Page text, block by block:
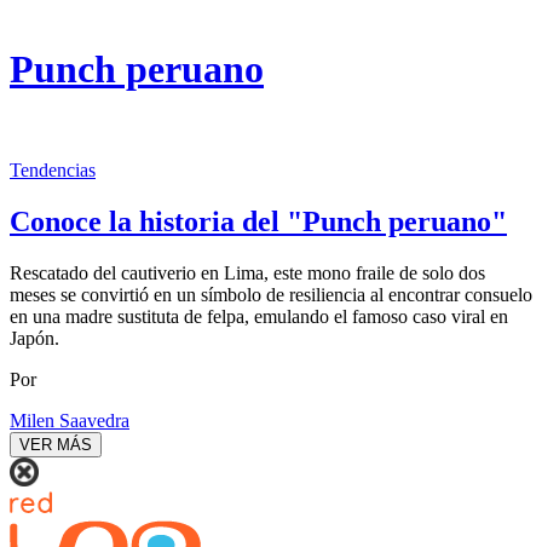
Punch peruano
Tendencias
Conoce la historia del "Punch peruano"
Rescatado del cautiverio en Lima, este mono fraile de solo dos
meses se convirtió en un símbolo de resiliencia al encontrar consuelo
en una madre sustituta de felpa, emulando el famoso caso viral en
Japón.
Por
Milen Saavedra
VER MÁS